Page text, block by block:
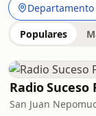
Departamento
Populares
Radio Suceso